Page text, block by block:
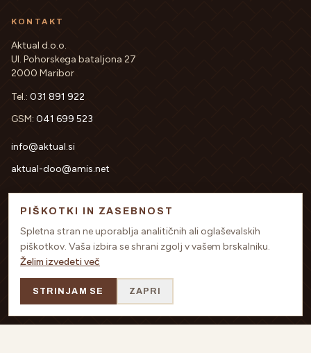
KONTAKT
Aktual d.o.o.
Ul. Pohorskega bataljona 27
2000 Maribor
Tel.: 031 891 922
GSM: 041 699 523
info@aktual.si
aktual-doo@amis.net
PODATKI O PODJETJU
DŠT:SI64342719
MŠT:5438497
Nova kreditna banka Maribor d.d.
Sodni register:10302800 OS Maribor
PIŠKOTKI IN ZASEBNOST
Spletna stran ne uporablja analitičnih ali oglaševalskih
piškotkov. Vaša izbira se shrani zgolj v vašem brskalniku.
Želim izvedeti več
STRINJAM SE ZAPRI